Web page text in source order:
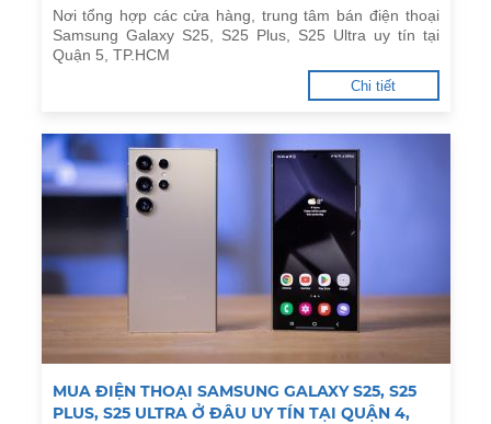
Nơi tổng hợp các cửa hàng, trung tâm bán điện thoại
Samsung Galaxy S25, S25 Plus, S25 Ultra uy tín tại
Quận 5, TP.HCM
Chi tiết
MUA ĐIỆN THOẠI SAMSUNG GALAXY S25, S25
PLUS, S25 ULTRA Ở ĐÂU UY TÍN TẠI QUẬN 4,